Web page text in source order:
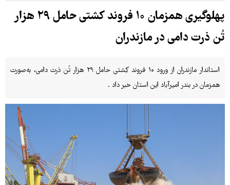
پهلوگیری همزمان ۱۰ فروند کشتی حامل ۲۹ هزار
تُن ذرت دامی در مازندران
استاندار مازندران از ورود ۱۰ فروند کِشتی حامل ۲۹ هزار تُن ذرت دامی، به‌صورت
همزمان در بندر امیرآباد این استان خبر داد .